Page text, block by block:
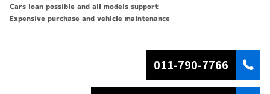
Cars loan possible and all models support
Expensive purchase and vehicle maintenance
011-790-7766